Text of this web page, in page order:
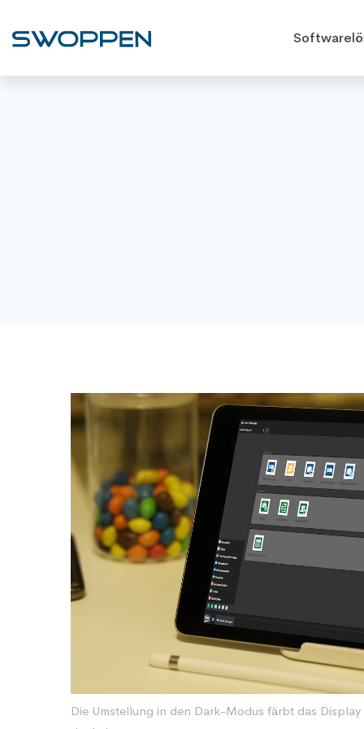
Die Umstellung in den Dark-Modus färbt das Display